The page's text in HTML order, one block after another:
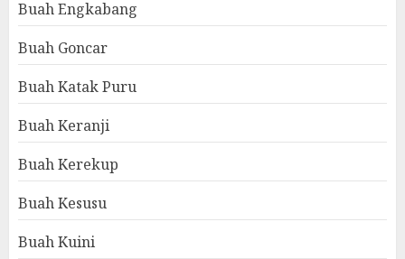
Buah Engkabang
Buah Goncar
Buah Katak Puru
Buah Keranji
Buah Kerekup
Buah Kesusu
Buah Kuini